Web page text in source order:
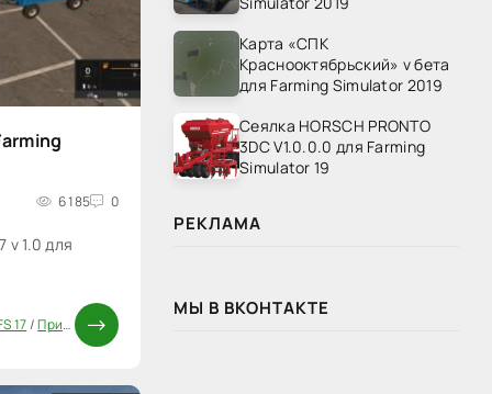
6 185 0
v 1.0 для
17/Прицепы для FS 17
Карта «СПК
Краснооктябрьский» v бета
для Farming Simulator 2019
Сеялка HORSCH PRONTO
3DC V1.0.0.0 для Farming
Simulator 19
РЕКЛАМА
МЫ В ВКОНТАКТЕ